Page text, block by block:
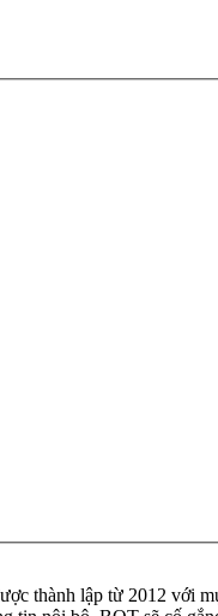
thành lập từ 2012 với